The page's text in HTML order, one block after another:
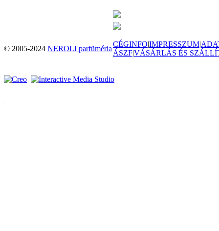
© 2005-2024 NEROLI parfüméria
CÉGINFO|IMPRESSZUM|
ÁSZF|VÁSÁRLÁS ÉS